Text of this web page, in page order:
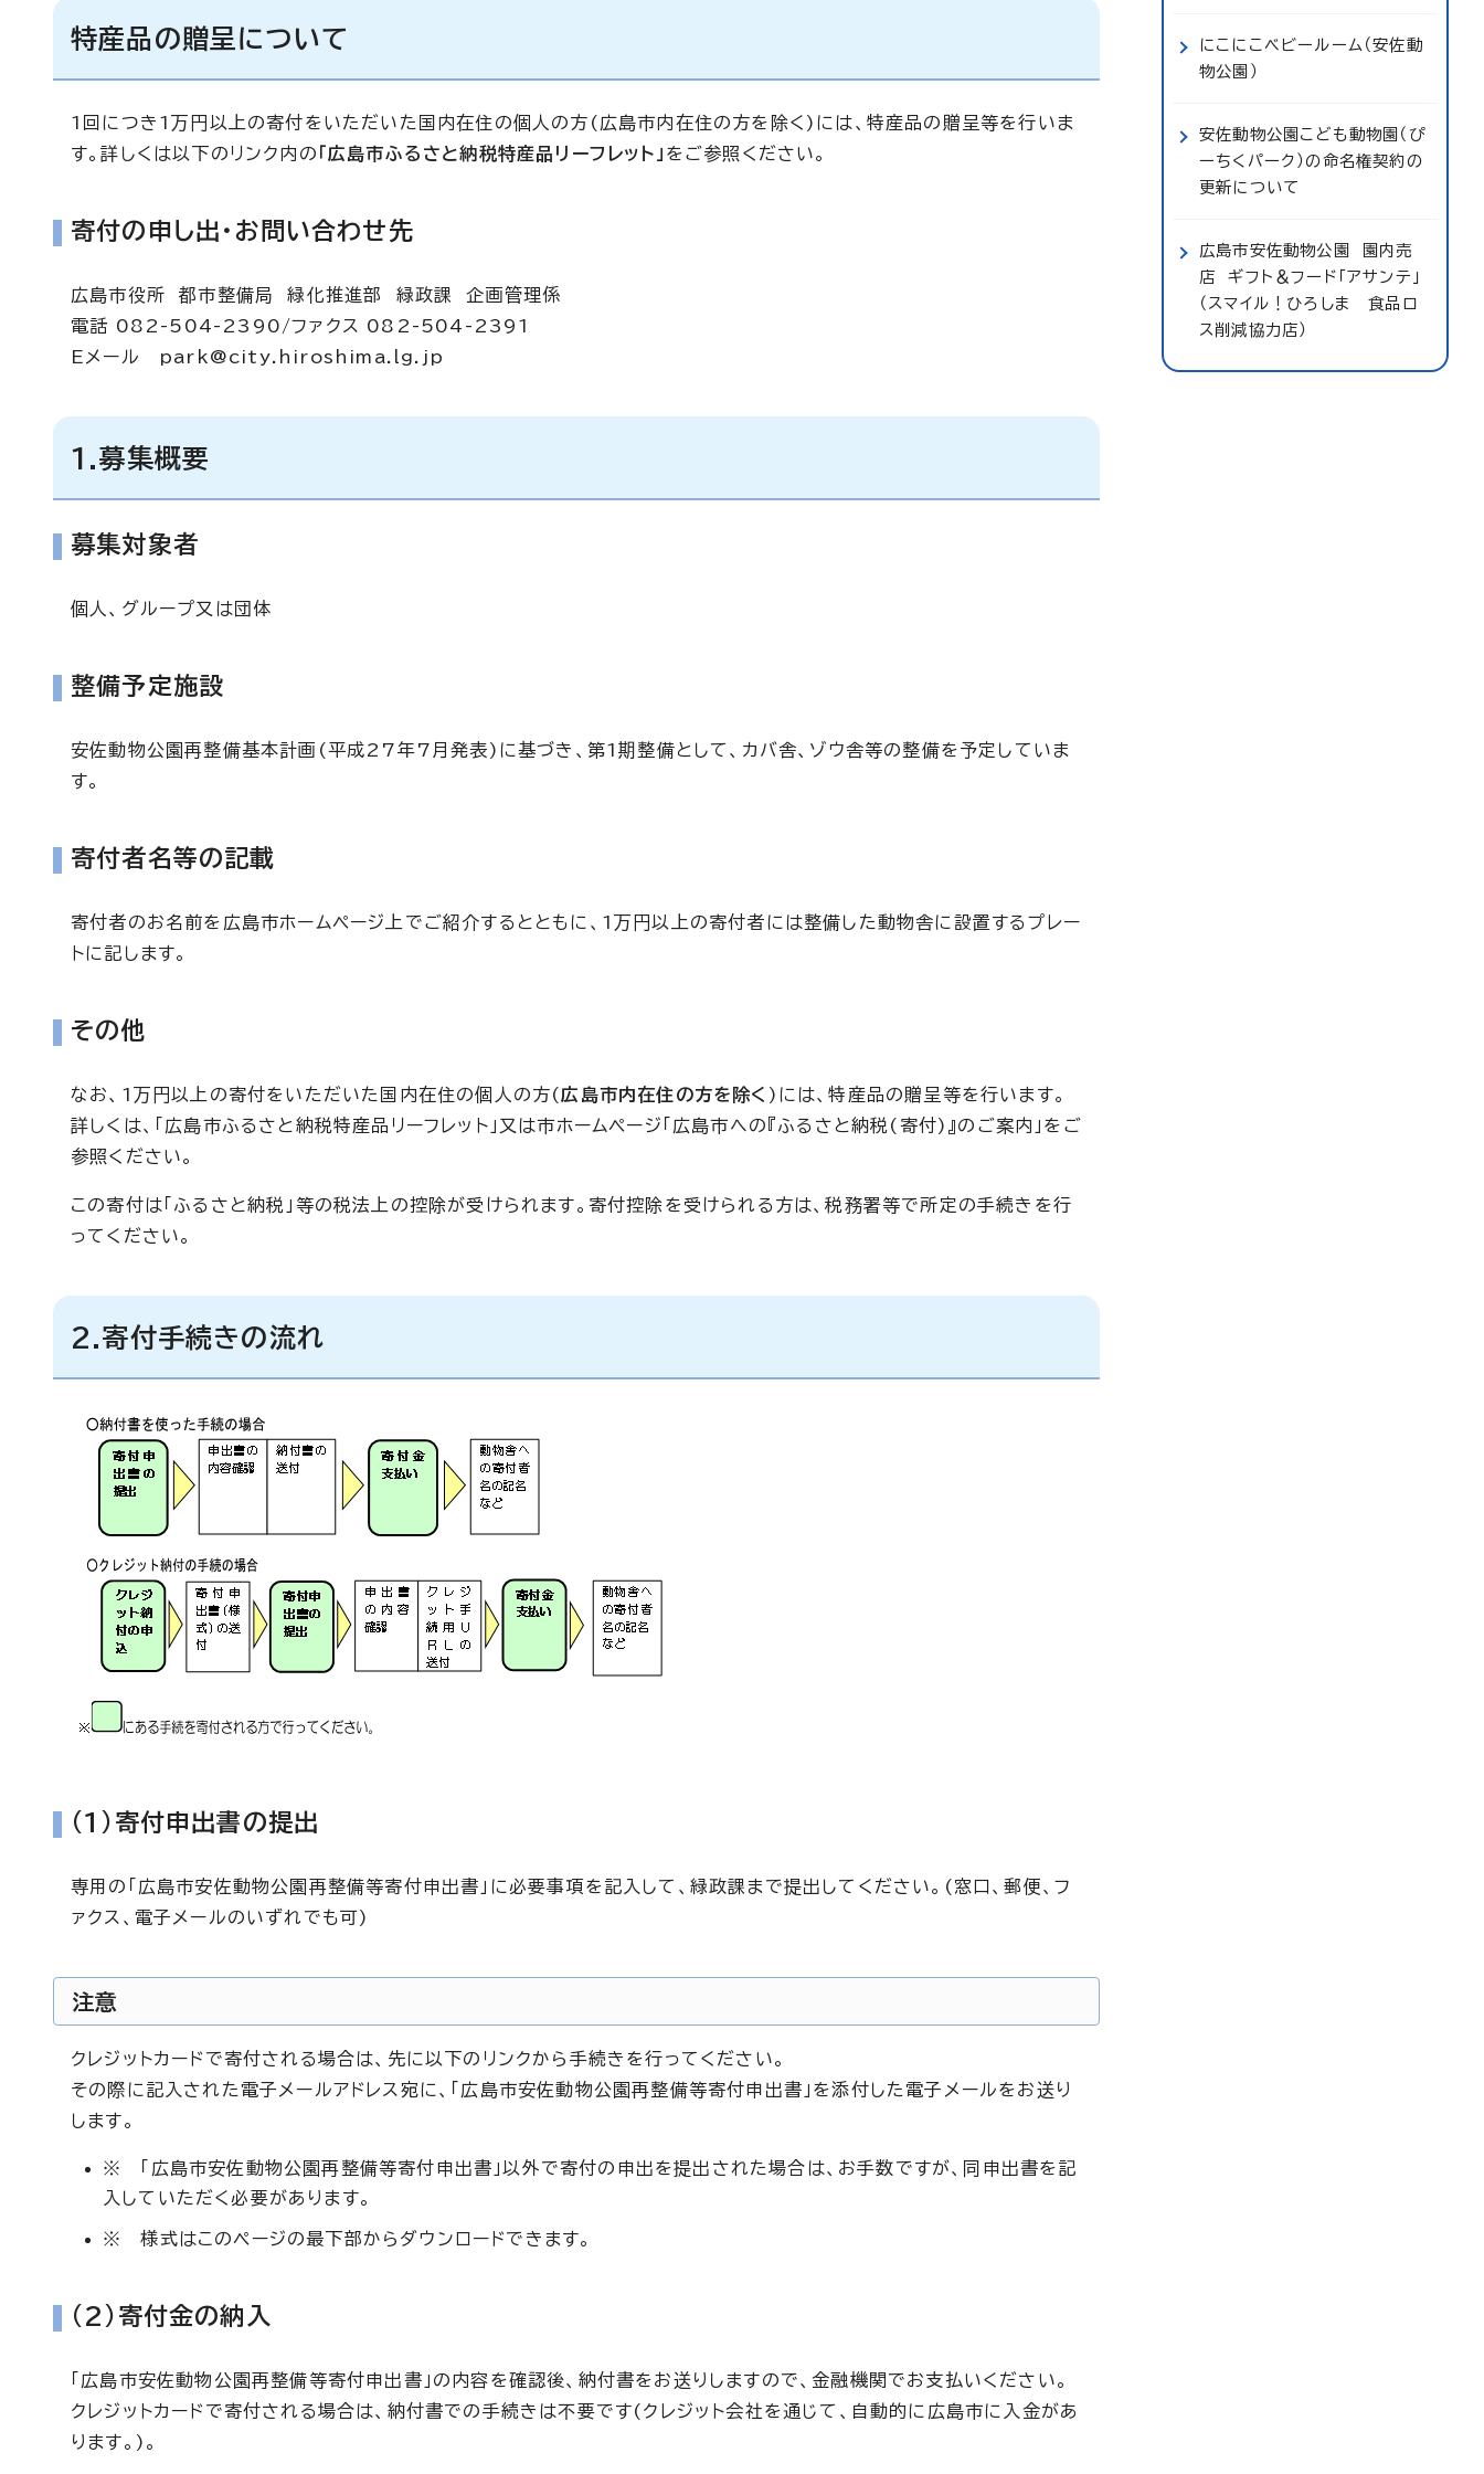
特産品の贈呈について
1回につき1万円以上の寄付をいただいた国内在住の個人の方(広島市内在住の方を除く)には、特産品の贈呈等を行いま
す。詳しくは以下のリンク内の
「広島市ふるさと納税特産品リーフレット」 をご参照ください。
寄付の申し出・お問い合わせ先
広島市役所 都市整備局 緑化推進部 緑政課 企画管理係
電話 082-504-2390/ファクス 082-504-2391
Eメール
park@city.hiroshima.lg.jp
1.募集概要
募集対象者
個人、グループ又は団体
整備予定施設
安佐動物公園再整備基本計画(平成27年7月発表)に基づき、第1期整備として、カバ舎、ゾウ舎等の整備を予定していま
す。
寄付者名等の記載
寄付者のお名前を広島市ホームページ上でご紹介するとともに、1万円以上の寄付者には整備した動物舎に設置するプレー
トに記します。
その他
なお、1万円以上の寄付をいただいた国内在住の個人の方(広島市内在住の方を除く )には、特産品の贈呈等を行います。
詳しくは、「広島市ふるさと納税特産品リーフレット」又は市ホームページ「広島市への『ふるさと納税(寄付)』のご案内」をご
参照ください。
この寄付は「ふるさと納税」等の税法上の控除が受けられます。寄付控除を受けられる方は、税務署等で所定の手続きを行
ってください。
2.寄付手続きの流れ
(1)寄付申出書の提出
専用の「広島市安佐動物公園再整備等寄付申出書」に必要事項を記入して、緑政課まで提出してください。(窓口、郵便、フ
ァクス、電子メールのいずれでも可)
注意
クレジットカードで寄付される場合は、先に以下のリンクから手続きを行ってください。
その際に記入された電子メールアドレス宛に、「広島市安佐動物公園再整備等寄付申出書」を添付した電子メールをお送り
します。
※ 「広島市安佐動物公園再整備等寄付申出書」以外で寄付の申出を提出された場合は、お手数ですが、同申出書を記
入していただく必要があります。
※ 様式はこのページの最下部からダウンロードできます。
(2)寄付金の納入
「広島市安佐動物公園再整備等寄付申出書」の内容を確認後、納付書をお送りしますので、金融機関でお支払いください。
クレジットカードで寄付される場合は、納付書での手続きは不要です(クレジット会社を通じて、自動的に広島市に入金があ
ります。)。
にこにこベビールーム（安佐動
物公園）
安佐動物公園こども動物園（ぴ
ーちくパーク）の命名権契約の
更新について
広島市安佐動物公園 園内売
店 ギフト＆フード「アサンテ」
（スマイル！ひろしま 食品ロ
ス削減協力店）